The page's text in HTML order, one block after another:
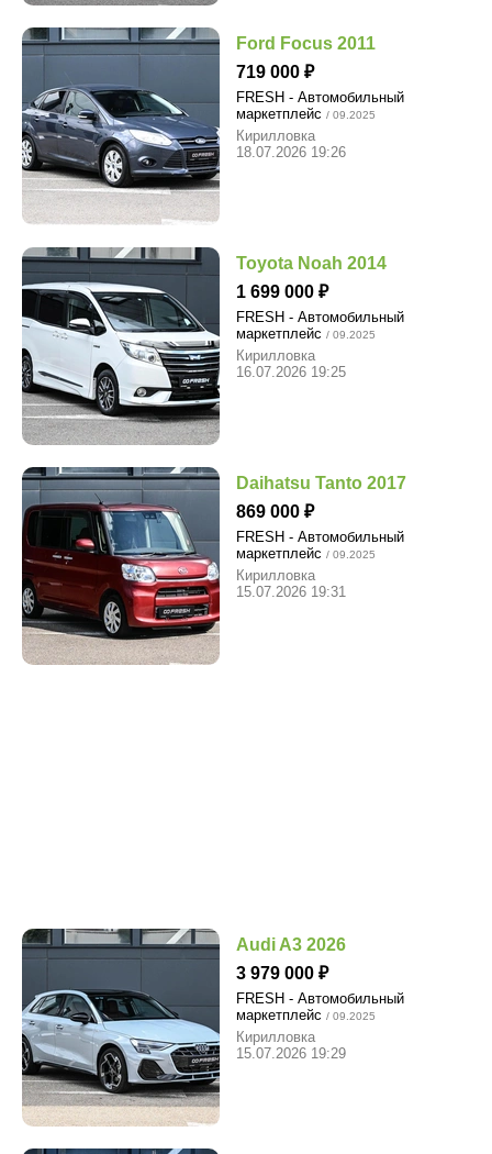
Ford Focus 2011
719 000
FRESH - Автомобильный
маркетплейс / 09.2025
Кирилловка
18.07.2026 19:26
Toyota Noah 2014
1 699 000
FRESH - Автомобильный
маркетплейс / 09.2025
Кирилловка
16.07.2026 19:25
Daihatsu Tanto 2017
869 000
FRESH - Автомобильный
маркетплейс / 09.2025
Кирилловка
15.07.2026 19:31
Audi A3 2026
3 979 000
FRESH - Автомобильный
маркетплейс / 09.2025
Кирилловка
15.07.2026 19:29